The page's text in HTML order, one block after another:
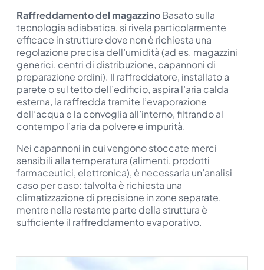
Raffreddamento del magazzinoBasato sulla
tecnologia adiabatica, si rivela particolarmente
efficace in strutture dove non è richiesta una
regolazione precisa dell’umidità (ad es. magazzini
generici, centri di distribuzione, capannoni di
preparazione ordini). Il raffreddatore, installato a
parete o sul tetto dell’edificio, aspira l’aria calda
esterna, la raffredda tramite l’evaporazione
dell’acqua e la convoglia all’interno, filtrando al
contempo l’aria da polvere e impurità.
Nei capannoni in cui vengono stoccate merci
sensibili alla temperatura (alimenti, prodotti
farmaceutici, elettronica), è necessaria un’analisi
caso per caso: talvolta è richiesta una
climatizzazione di precisione in zone separate,
mentre nella restante parte della struttura è
sufficiente il raffreddamento evaporativo.